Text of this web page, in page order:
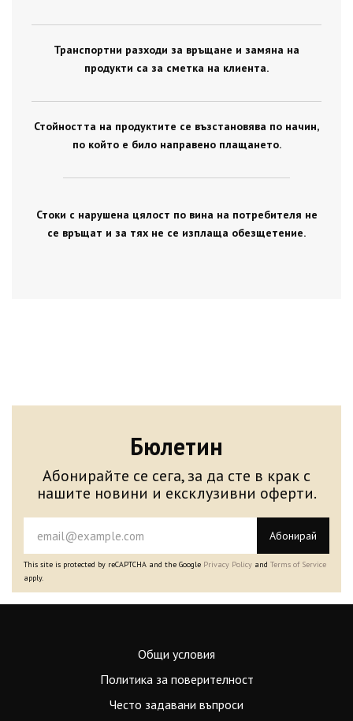
Транспортни разходи за връщане и замяна на
продукти са за сметка на клиента.
Стойността на продуктите се възстановява по начин,
по който е било направено плащането.
Стоки с нарушена цялост по вина на потребителя не
се връщат и за тях не се изплаща обезщетение.
Бюлетин
Абонирайте се сега, за да сте в крак с
нашите новини и ексклузивни оферти.
Абонирай
This site is protected by reCAPTCHA and the Google Privacy Policy and Terms of Service
apply.
Общи условия
Политика за поверителност
Често задавани въпроси